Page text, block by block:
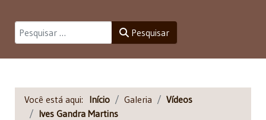
Pesquisar Pesquisar
Você está aqui: Início Galeria
Vídeos
Ives Gandra Martins